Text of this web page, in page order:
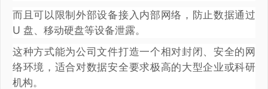
而且可以限制外部设备接入内部网络，防止数据通过
U 盘、移动硬盘等设备泄露。
这种方式能为公司文件打造一个相对封闭、安全的网
络环境，适合对数据安全要求极高的大型企业或科研
机构。